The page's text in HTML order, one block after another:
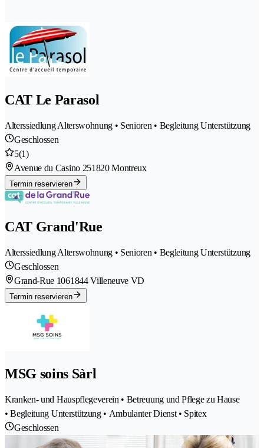
CAT Le Parasol
Alterssiedlung Alterswohnung • Senioren • Begleitung Unterstützung
Geschlossen
5(1)
Avenue du Casino 251820 Montreux
Termin reservieren
CAT Grand'Rue
Alterssiedlung Alterswohnung • Senioren • Begleitung Unterstützung
Geschlossen
Grand-Rue 1061844 Villeneuve VD
Termin reservieren
MSG soins Sàrl
Kranken- und Hauspflegeverein • Betreuung und Pflege zu Hause
• Begleitung Unterstützung • Ambulanter Dienst • Spitex
Geschlossen